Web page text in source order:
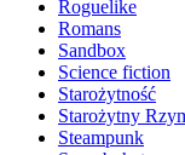
Roguelike
Romans
Sandbox
Science fiction
Starożytność
Starożytny
Steampunk